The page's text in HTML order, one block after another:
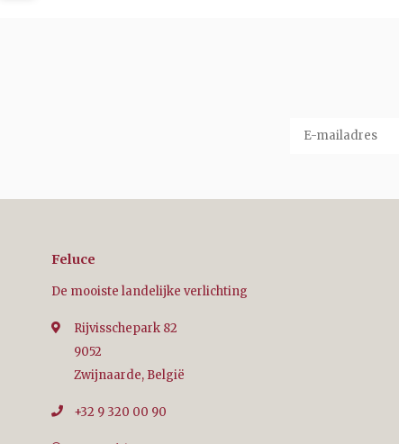
Feluce
De mooiste landelijke verlichting
Rijvisschepark 82
9052
Zwijnaarde, België
+32 9 320 00 90